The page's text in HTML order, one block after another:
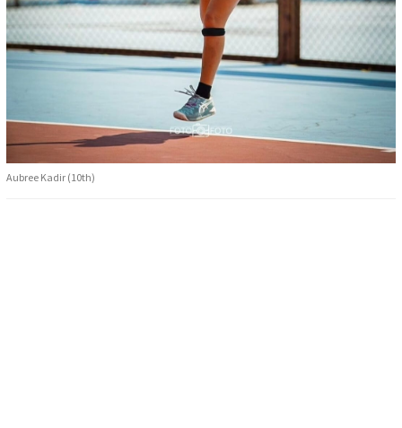
Aubree Kadir (10th)